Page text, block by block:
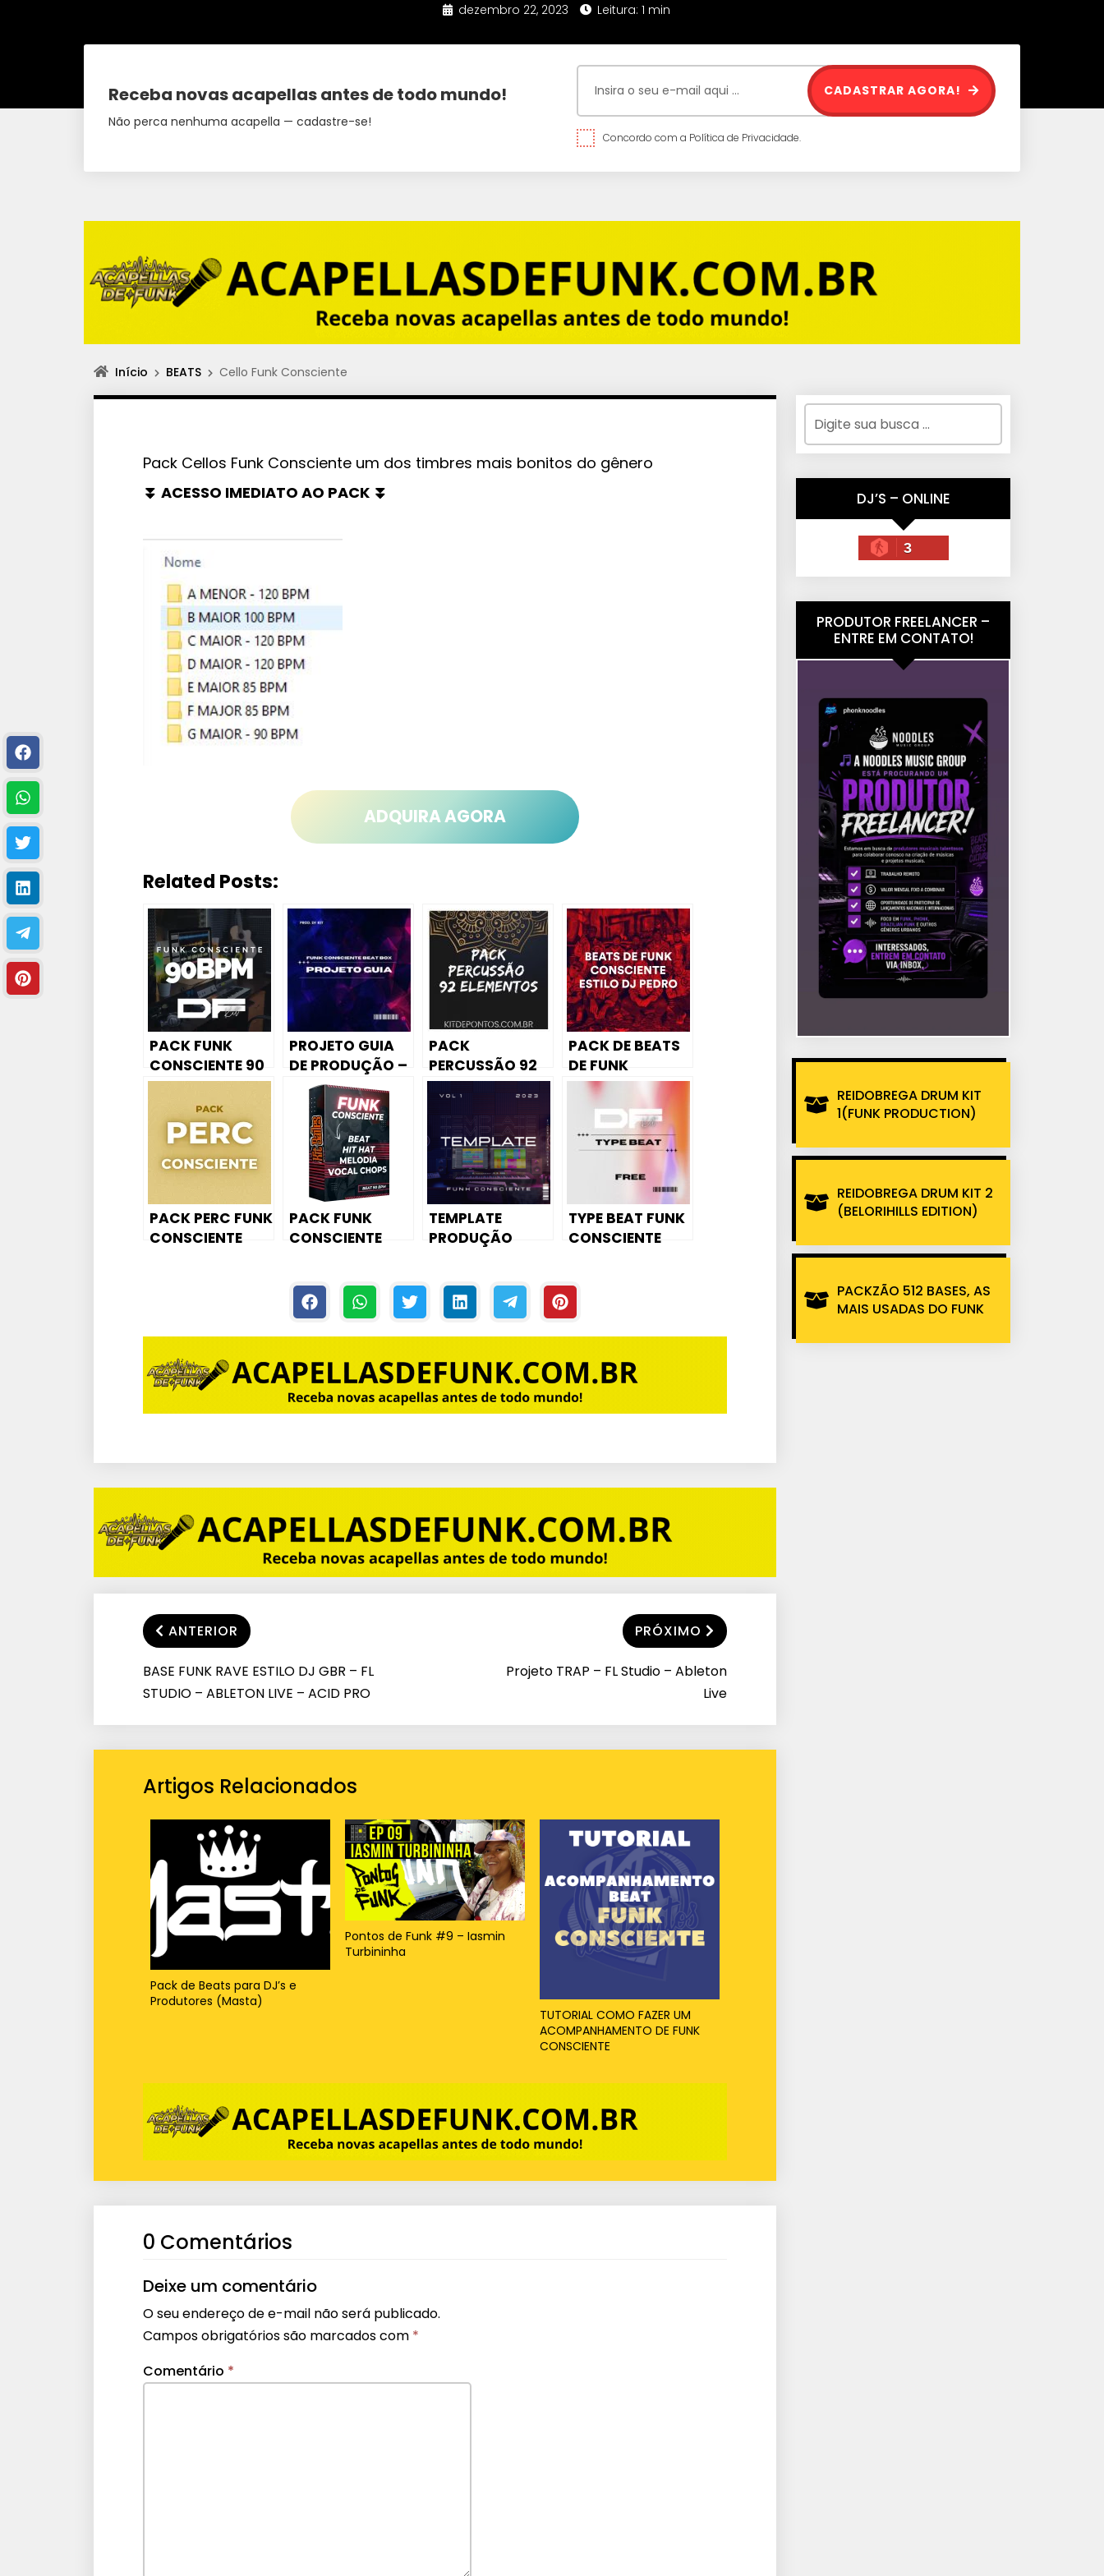
dezembro 22, 2023 Leitura: 1 min
Receba novas acapellas antes de todo mundo!
Não perca nenhuma acapella — cadastre-se!
Concordo com a Política de Privacidade.
CADASTRAR AGORA!
Início BEATS Cello Funk Consciente
Pack Cellos Funk Consciente um dos timbres mais bonitos do gênero
⏬ ACESSO IMEDIATO AO PACK ⏬
ADQUIRA AGORA
Related Posts:
PACK FUNK
CONSCIENTE 90
BPM – DF KIT –
PROJETO GUIA
DE PRODUÇÃO –
FUNK
CONSCIENTE
PARA [ABLETON
LIVE 11] – [FL
STUDIO 20] –
[ACID PRO 7]
PACK
PERCUSSÃO 92
ELEMENTOS
PACK DE BEATS
DE FUNK
CONSCIENTE
ESTILO DJ PEDRO
+ DRUM KIT DE
FUNK
PACK PERC FUNK
CONSCIENTE
PACK FUNK
CONSCIENTE
– VOCAL CHOPS
TEMPLATE
PRODUÇÃO
TYPE BEAT FUNK
CONSCIENTE
ANTERIOR
BASE FUNK RAVE ESTILO DJ GBR – FL
STUDIO – ABLETON LIVE – ACID PRO
PRÓXIMO
Projeto TRAP – FL Studio – Ableton
Live
Artigos Relacionados
Pack de Beats para DJ’s e
Produtores (Masta)
Pontos de Funk #9 – Iasmin
Turbininha
TUTORIAL COMO FAZER UM
ACOMPANHAMENTO DE FUNK
CONSCIENTE
0 Comentários
Deixe um comentário
O seu endereço de e-mail não será publicado.
Campos obrigatórios são marcados com *
Comentário *
DJ’S – ONLINE
3
PRODUTOR FREELANCER –
ENTRE EM CONTATO!
REIDOBREGA DRUM KIT
1(FUNK PRODUCTION)
REIDOBREGA DRUM KIT 2
(BELORIHILLS EDITION)
PACKZÃO 512 BASES, AS
MAIS USADAS DO FUNK